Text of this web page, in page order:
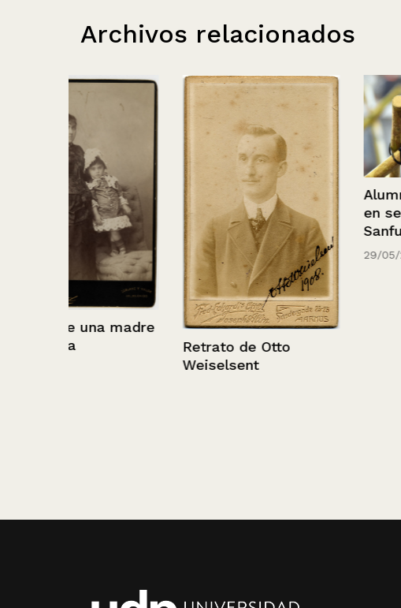
Archivos relacionados
Retrato de Otto
Alumnos Arquitectura
en sede Salvador
Sanfuentes
29/05/2017